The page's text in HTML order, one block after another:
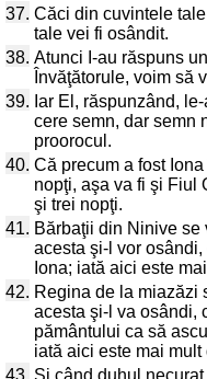
37. Căci din cuvintele
tale vei fi osândit.
38. Atunci I-au răspuns
Învăţătorule, voim să
39. Iar El, răspunzând,
cere semn, dar semn
proorocul.
40. Că precum a fost
nopţi, aşa va fi şi Fiul
şi trei nopţi.
41. Bărbaţii din Ninive se
acesta şi-l vor
Iona; iată aici este
42. Regina de la miazăzi
acesta şi-l va osândi,
pământului ca să
iată aici este mai
43. Şi când duhul